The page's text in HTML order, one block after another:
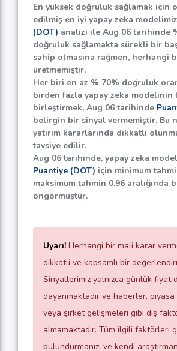
En yüksek doğruluk sağlamak için
edilmiş en iyi yapay zeka
(DOT) analizi ile Aug 06 tarihinde
doğruluk sağlamakta sürekli bir
sahip olmasına rağmen, herhangi
üretmemiştir.
Her biri en az % 70% doğruluk
birden fazla yapay zeka
birleştirmek, Aug 06 tarihinde
belirgin bir sinyal vermemiştir. Bu
yatırım kararlarında dikkatli
tavsiye edilir.
Aug 06 tarihinde, yapay zeka
Puantiye (DOT) için minimum
maksimum tahmin 0.96 aralığında
öngörmüştür.
Uyarı! Herhangi bir mali karar
dikkatli ve kapsamlı bir
Sinyallerimiz yalnızca günlük fiyat
dayanmaktadır ve haberler, piyasa
veya şirket gelişmeleri gibi dış
almamaktadır. Tüm ilgili faktörleri
bulundurmanızı ve kendi